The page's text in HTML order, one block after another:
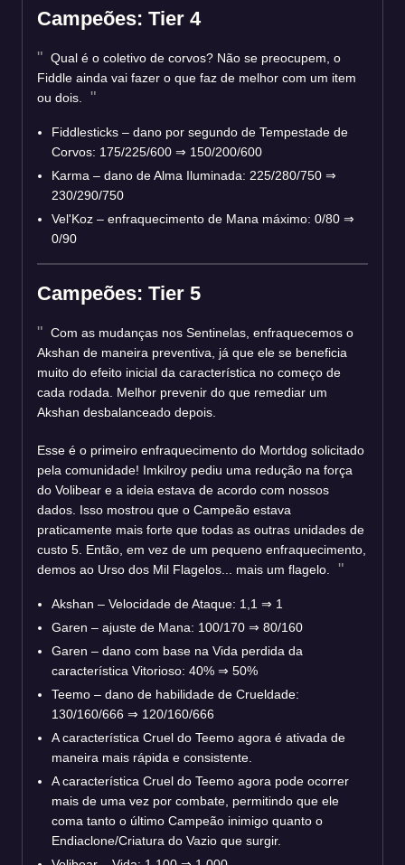
Campeões: Tier 4
Qual é o coletivo de corvos? Não se preocupem, o
Fiddle ainda vai fazer o que faz de melhor com um item
ou dois.
Fiddlesticks – dano por segundo de Tempestade de
Corvos: 175/225/600 ⇒ 150/200/600
Karma – dano de Alma Iluminada: 225/280/750 ⇒
230/290/750
Vel'Koz – enfraquecimento de Mana máximo: 0/80 ⇒
0/90
Campeões: Tier 5
Com as mudanças nos Sentinelas, enfraquecemos o
Akshan de maneira preventiva, já que ele se beneficia
muito do efeito inicial da característica no começo de
cada rodada. Melhor prevenir do que remediar um
Akshan desbalanceado depois.
Esse é o primeiro enfraquecimento do Mortdog solicitado
pela comunidade! Imkilroy pediu uma redução na força
do Volibear e a ideia estava de acordo com nossos
dados. Isso mostrou que o Campeão estava
praticamente mais forte que todas as outras unidades de
custo 5. Então, em vez de um pequeno enfraquecimento,
demos ao Urso dos Mil Flagelos... mais um flagelo.
Akshan – Velocidade de Ataque: 1,1 ⇒ 1
Garen – ajuste de Mana: 100/170 ⇒ 80/160
Garen – dano com base na Vida perdida da
característica Vitorioso: 40% ⇒ 50%
Teemo – dano de habilidade de Crueldade:
130/160/666 ⇒ 120/160/666
A característica Cruel do Teemo agora é ativada de
maneira mais rápida e consistente.
A característica Cruel do Teemo agora pode ocorrer
mais de uma vez por combate, permitindo que ele
coma tanto o último Campeão inimigo quanto o
Endiaclone/Criatura do Vazio que surgir.